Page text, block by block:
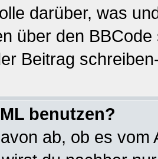
darüber, was
über den
Beitrag
benutzen?
ab, ob es